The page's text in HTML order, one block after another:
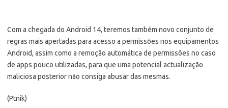
Com a chegada do Android 14, teremos também novo conjunto de
regras mais apertadas para acesso a permissões nos equipamentos
Android, assim como a remoção automática de permissões no caso
de apps pouco utilizadas, para que uma potencial actualização
maliciosa posterior não consiga abusar das mesmas.
(Ptnik)